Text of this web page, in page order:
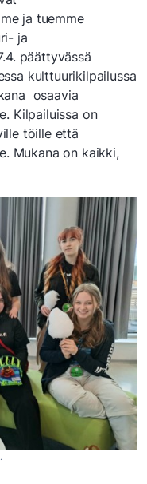
ja tuemme
ja
päättyvässä
kulttuurikilpailussa
osaavia
Kilpailuissa on
töille että
Mukana on kaikki,